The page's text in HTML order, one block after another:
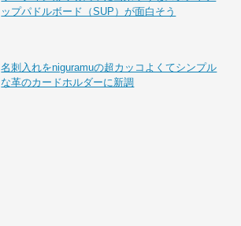
ップパドルボード（SUP）が面白そう
名刺入れをniguramuの超カッコよくてシンプル
な革のカードホルダーに新調